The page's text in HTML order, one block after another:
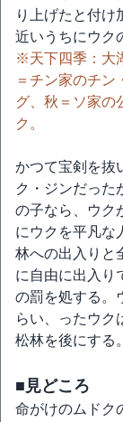
り上げたと付け
近いうちにウク
※天下四季：大
＝チン家のチン
グ、秋＝ソ家の
ク。
かつて宝剣を抜
ク・ジンだった
の子なら、ウク
にウクを平凡な
林への出入りと
に自由に出入り
の罰を処する。
らい、ったウク
松林を後にする。
■見どころ
命がけのムドク